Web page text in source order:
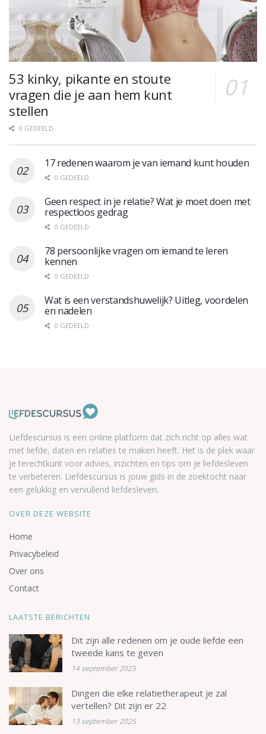
53 kinky, pikante en stoute
vragen die je aan hem kunt
stellen
0 GEDEELD
17 redenen waarom je van iemand kunt houden
0 GEDEELD
Geen respect in je relatie? Wat je moet doen met
respectloos gedrag
0 GEDEELD
78 persoonlijke vragen om iemand te leren
kennen
0 GEDEELD
Wat is een verstandshuwelijk? Uitleg, voordelen
en nadelen
0 GEDEELD
Liefdescursus is een online platform dat zich richt op alles wat
met liefde, daten en relaties te maken heeft. Het is de plek waar
je terechtkunt voor advies, inzichten en tips om je liefdesleven
te verbeteren. Liefdescursus is jouw gids in de zoektocht naar
een gelukkig en vervullend liefdesleven.
OVER DEZE WEBSITE
Home
Privacybeleid
Over ons
Contact
LAATSTE BERICHTEN
Dit zijn alle redenen om je oude liefde een
tweede kans te geven
14 september 2025
Dingen die elke relatietherapeut je zal
vertellen? Dit zijn er 22
13 september 2025